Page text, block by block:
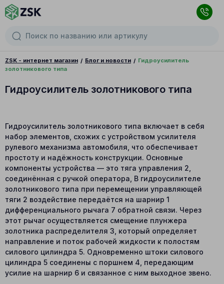
ZSK - интернет магазин Блог и новости
Гидроусилитель
золотникового типа
Гидроусилитель золотникового типа
Гидроусилитель золотникового типа включает в себя
набор элементов, схожих с устройством усилителя
рулевого механизма автомобиля, что обеспечивает
простоту и надёжность конструкции. Основные
компоненты устройства — это тяга управления 2,
соединённая с ручкой оператора, В гидроусилителе
золотникового типа при перемещении управляющей
тяги 2 воздействие передаётся на шарнир 1
дифференциального рычага 7 обратной связи. Через
этот рычаг осуществляется смещение плунжера
золотника распределителя 3, который определяет
направление и поток рабочей жидкости к полостям
силового цилиндра 5. Одновременно штоки силового
цилиндра 5 соединены с поршнем 4, передающим
усилие на шарнир 6 и связанное с ним выходное звено.